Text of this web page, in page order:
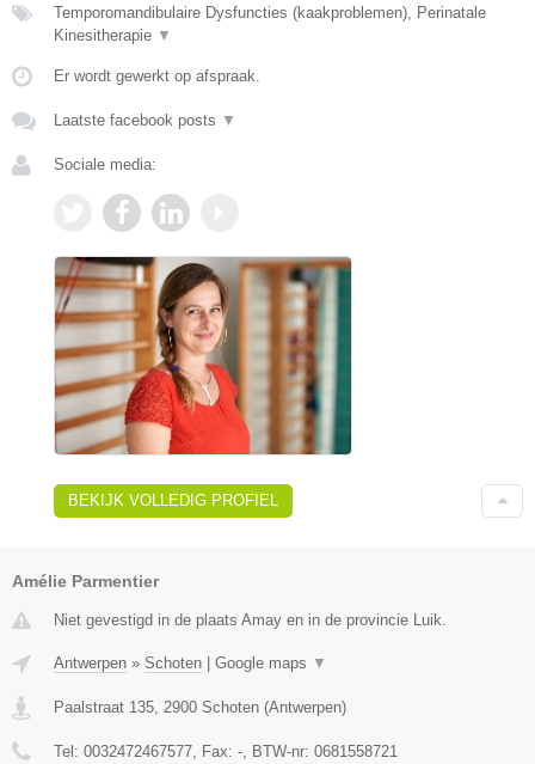
Temporomandibulaire Dysfuncties (kaakproblemen), Perinatale
Kinesitherapie ▼
Er wordt gewerkt op afspraak.
Laatste facebook posts ▼
Sociale media:
BEKIJK VOLLEDIG PROFIEL
Amélie Parmentier
Niet gevestigd in de plaats Amay en in de provincie Luik.
Antwerpen » Schoten Google maps ▼
Paalstraat 135 2900 Schoten (Antwerpen)
Tel: 0032472467577 , Fax: - , BTW-nr: 0681558721